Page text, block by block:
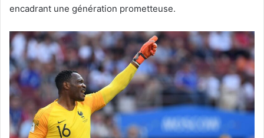
encadrant une génération prometteuse.